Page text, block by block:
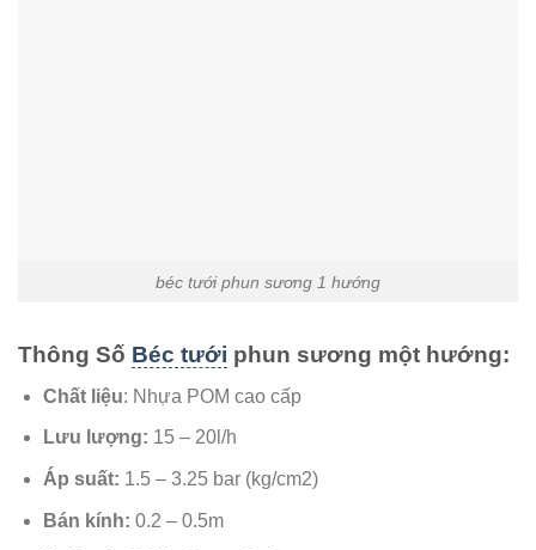
béc tưới phun sương 1 hướng
Thông Số Béc tưới phun sương một hướng:
Chất liệu: Nhựa POM cao cấp
Lưu lượng: 15 – 20l/h
Áp suất: 1.5 – 3.25 bar (kg/cm2)
Bán kính: 0.2 – 0.5m